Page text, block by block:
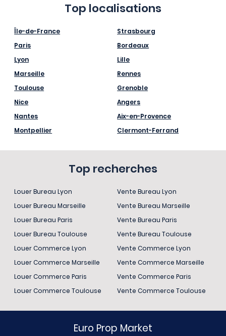
Top localisations
Île-de-France
Paris
Lyon
Marseille
Toulouse
Nice
Nantes
Montpellier
Strasbourg
Bordeaux
Lille
Rennes
Grenoble
Angers
Aix-en-Provence
Clermont-Ferrand
Top recherches
Louer Bureau Lyon
Louer Bureau Marseille
Louer Bureau Paris
Louer Bureau Toulouse
Louer Commerce Lyon
Louer Commerce Marseille
Louer Commerce Paris
Louer Commerce Toulouse
Vente Bureau Lyon
Vente Bureau Marseille
Vente Bureau Paris
Vente Bureau Toulouse
Vente Commerce Lyon
Vente Commerce Marseille
Vente Commerce Paris
Vente Commerce Toulouse
Euro Prop Market